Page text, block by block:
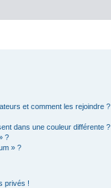
et comment les rejoindre ?
dans une couleur différente ?
?
» ?
privés !